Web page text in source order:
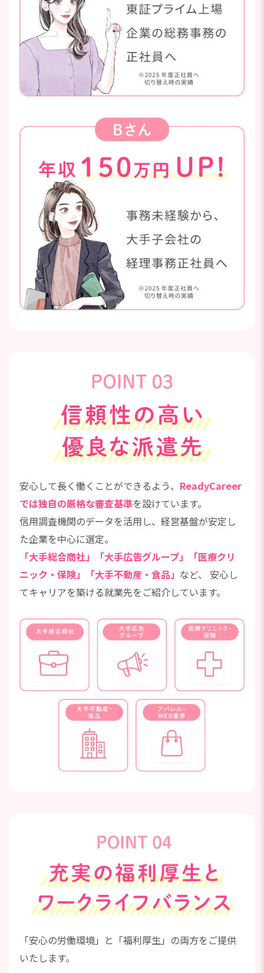
安心して長く働くことができるよう、 ReadyCareer
では独自の厳格な審査基準を設けています。
信用調査機関のデータを活用し、経営基盤が安定し
た企業を中心に選定。
「大手総合商社」「大手広告グループ」「医療クリ
ニック・保険」「大手不動産・食品」 など、
安心し
てキャリアを築ける就業先をご紹介しています。
「安心の労働環境」と「福利厚生」の両方をご提供
いたします。